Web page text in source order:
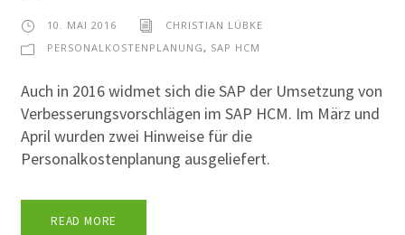
10. MAI 2016
CHRISTIAN LÜBKE
PERSONALKOSTENPLANUNG, SAP HCM
Auch in 2016 widmet sich die SAP der Umsetzung von
Verbesserungsvorschlägen im SAP HCM. Im März und
April wurden zwei Hinweise für die
Personalkostenplanung ausgeliefert.
READ MORE